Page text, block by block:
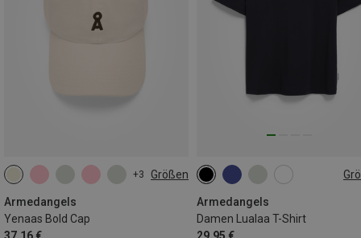
+3 Größen
Armedangels
Yenaas Bold Cap
ONE SIZE
Armedangels
Damen Lualaa T-Shirt
XS S